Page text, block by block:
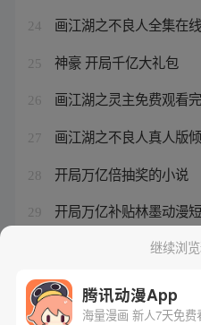
24 画江湖之不良人全集在
25 神豪 开局千亿大礼包
26 画江湖之灵主免费观看
27 画江湖之不良人真人版
28 开局万亿倍抽奖的小说
29 开局万亿补贴林墨动漫
继续浏
腾讯动漫App
海量漫画 新人7天免费